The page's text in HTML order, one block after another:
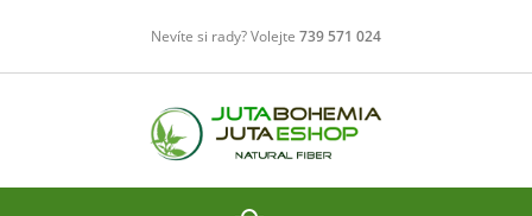
obsahu
Nevíte si rady? Volejte 739 571 024